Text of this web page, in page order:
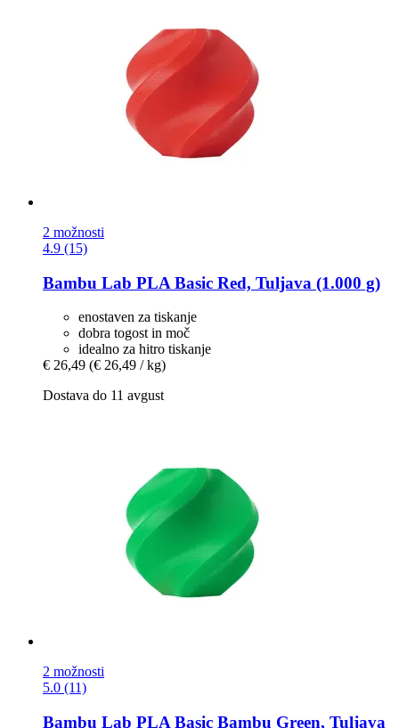
2 možnosti
4.9 (15)
Bambu Lab PLA Basic Red, Tuljava (1.000 g)
enostaven za tiskanje
dobra togost in moč
idealno za hitro tiskanje
€ 26,49 (€ 26,49 / kg)
Dostava do 11 avgust
2 možnosti
5.0 (11)
Bambu Lab PLA Basic Bambu Green, Tuljava